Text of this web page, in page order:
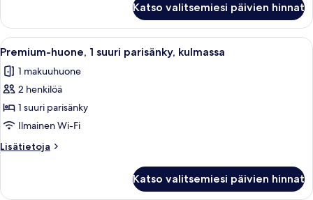
kuvat
1
parisänky
ja
Katso valitsemiesi päivien hinnat
Avaa
kaikki
huonetyypin
Premium-
huone,
1
suuri
parisänky,
kuvat
Vaatehuone, jossa on henkariteline
2
Premium-huone, 1 suuri parisänky, kulmassa
1 makuuhuone
2 henkilöä
1 suuri parisänky
Ilmainen Wi-Fi
Lisätietoja
Lisätietoja
1
Katso valitsemiesi päivien hinnat